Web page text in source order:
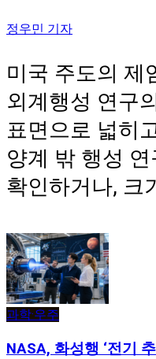
정우민 기자
미국 주도의 제
외계행성 연구
표면으로 넓히
양계 밖 행성
확인하거나, 크
과학·우주
NASA, 화성행 ‘전기